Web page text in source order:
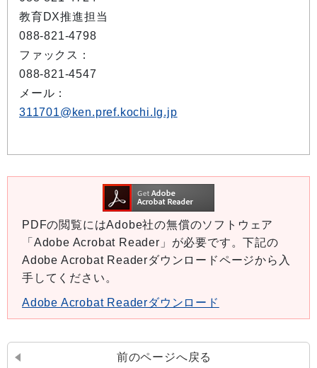
教育DX推進担当
088-821-4798
ファックス：
088-821-4547
メール：
311701@ken.pref.kochi.lg.jp
PDFの閲覧にはAdobe社の無償のソフトウェア
「Adobe Acrobat Reader」が必要です。下記の
Adobe Acrobat Readerダウンロードページから入
手してください。
Adobe Acrobat Readerダウンロード
前のページへ戻る